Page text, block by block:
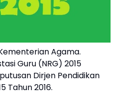
Agama.
Guru (NRG) 2015
Dirjen Pendidikan
Tahun 2016.